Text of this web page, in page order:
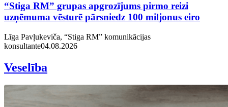
“Stiga RM” grupas apgrozījums pirmo reizi
uzņēmuma vēsturē pārsniedz 100 miljonus eiro
Līga Pavļukeviča, “Stiga RM” komunikācijas
konsultante04.08.2026
Veselība